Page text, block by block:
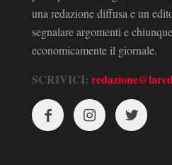
una redazione diffusa e un
segnalare argomenti e
economicamente il giornale.
SCRIVICI: